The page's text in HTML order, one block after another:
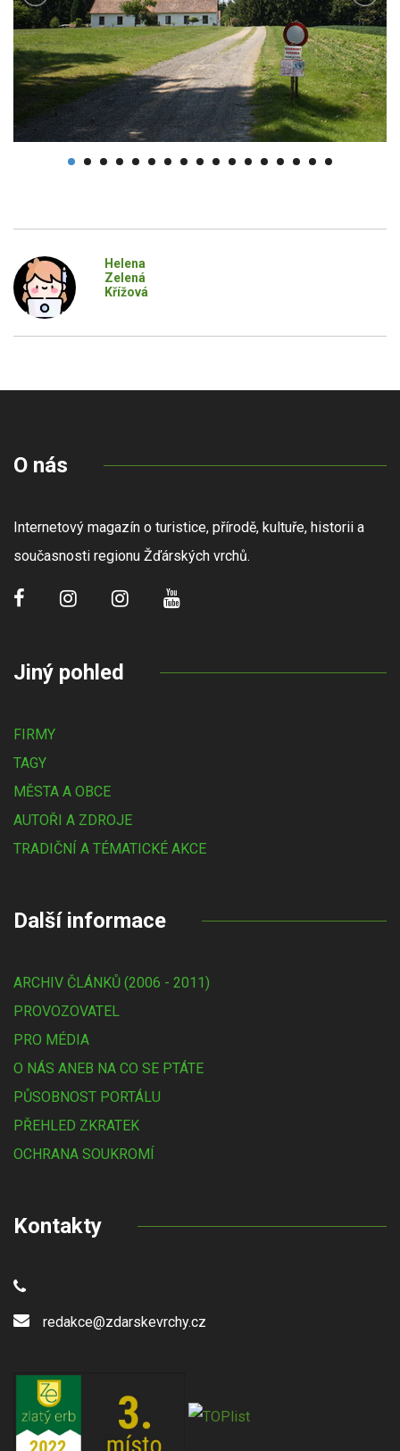
Helena
Zelená
Křížová
O nás
Internetový magazín o turistice, přírodě, kultuře, historii a
současnosti regionu Žďárských vrchů.
Jiný pohled
FIRMY
TAGY
MĚSTA A OBCE
AUTOŘI A ZDROJE
TRADIČNÍ A TÉMATICKÉ AKCE
Další informace
ARCHIV ČLÁNKŮ (2006 - 2011)
PROVOZOVATEL
PRO MÉDIA
O NÁS ANEB NA CO SE PTÁTE
PŮSOBNOST PORTÁLU
PŘEHLED ZKRATEK
OCHRANA SOUKROMÍ
Kontakty
redakce@zdarskevrchy.cz